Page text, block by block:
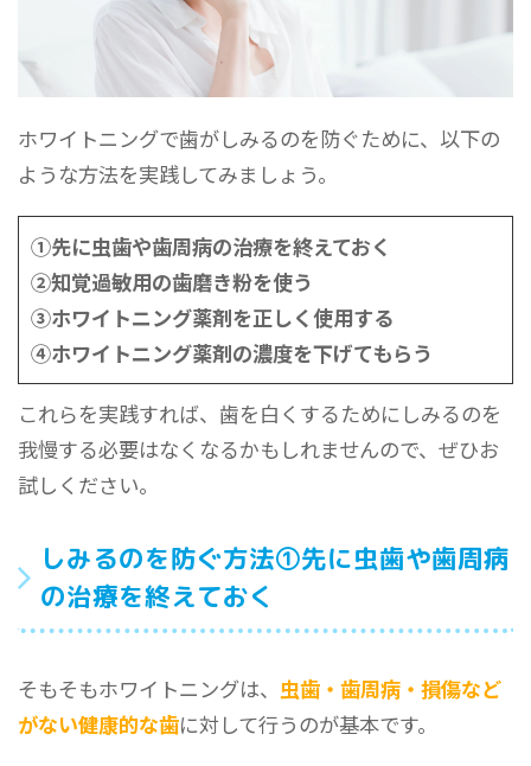
ホワイトニングで歯がしみるのを防ぐために、以下の
ような方法を実践してみましょう。
①先に虫歯や歯周病の治療を終えておく
②知覚過敏用の歯磨き粉を使う
③ホワイトニング薬剤を正しく使用する
④ホワイトニング薬剤の濃度を下げてもらう
これらを実践すれば、歯を白くするためにしみるのを
我慢する必要はなくなるかもしれませんので、ぜひお
試しください。
しみるのを防ぐ方法①先に虫歯や歯周病
の治療を終えておく
そもそもホワイトニングは、 虫歯・歯周病・損傷など
がない健康的な歯に対して行うのが基本です。